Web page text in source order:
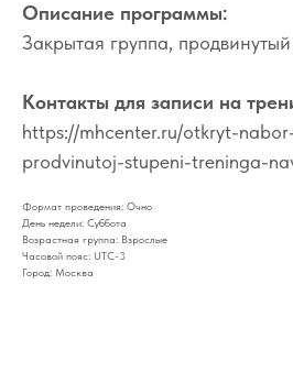
Описание программы:
Закрытая группа,
Контакты для записи на
https://mhcenter.ru/otkryt-
prodvinutoj-stupeni-treninga-
Формат проведения: Очно
День недели: Суббота
Возрастная группа: Взрослые
Часовой пояс: UTC-3
Город: Москва